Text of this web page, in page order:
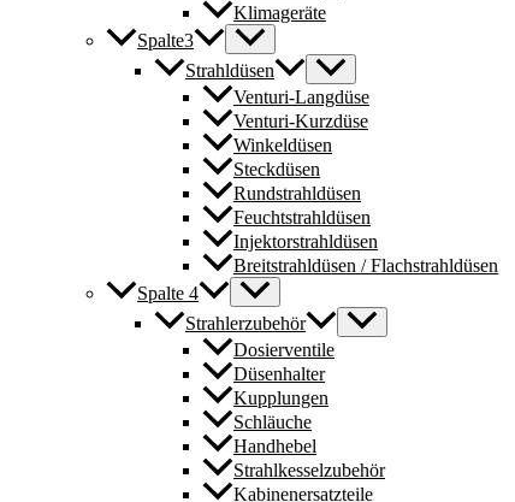
Klimageräte
Spalte3
Strahldüsen
Venturi-Langdüse
Venturi-Kurzdüse
Winkeldüsen
Steckdüsen
Rundstrahldüsen
Feuchtstrahldüsen
Injektorstrahldüsen
Breitstrahldüsen / Flachstrahldüsen
Spalte 4
Strahlerzubehör
Dosierventile
Düsenhalter
Kupplungen
Schläuche
Handhebel
Strahlkesselzubehör
Kabinenersatzteile